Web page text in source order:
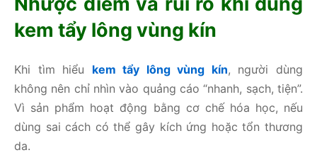
kem tẩy lông vùng kín
Khi tìm hiểu kem tẩy lông vùng kín, người dùng
không nên chỉ nhìn vào quảng cáo “nhanh, sạch, tiện”.
Vì sản phẩm hoạt động bằng cơ chế hóa học, nếu
dùng sai cách có thể gây kích ứng hoặc tổn thương
da.